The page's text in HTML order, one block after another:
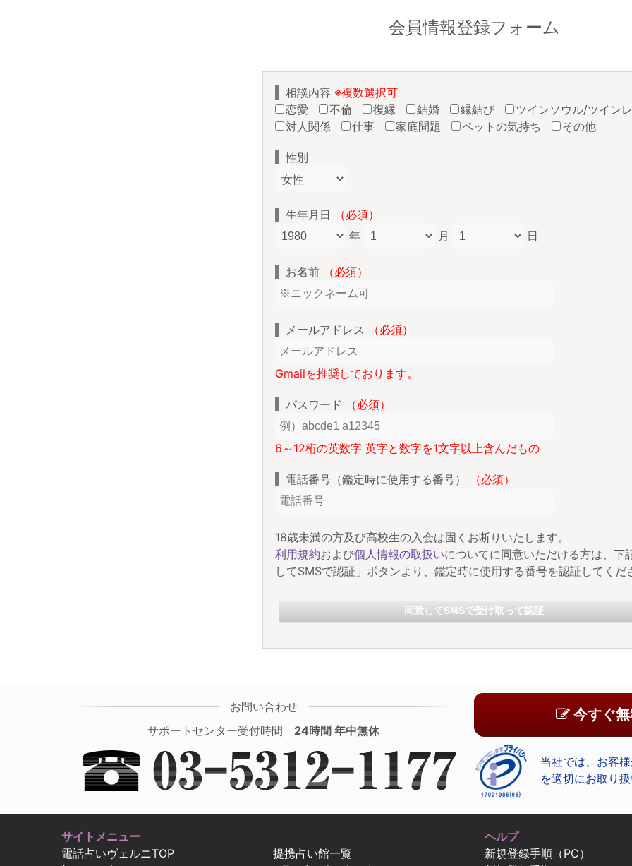
会員情報登録フォーム
相談内容 ※複数選択可
恋愛
不倫 復縁 結婚 縁結び
ツインソウル/ツイン
対人関係
仕事 家庭問題 ペットの気持ち その他
性別
生年月日
（必須）
年
月 日
お名前 （必須）
メールアドレス （必須）
Gmailを推奨しております。
パスワード （必須）
6～12桁の英数字 英字と数字を1文字以上含んだもの
電話番号（鑑定時に使用する番号） （必須）
18歳未満の方及び高校生の入会は固くお断りいたします。
利用規約および個人情報の取扱いについてに同意いただける方は、下
してSMSで認証」ボタンより、鑑定時に使用する番号を認証してくだ
同意してSMSで受け取って認証
お問い合わせ
サポートセンター受付時間 24時間 年中無休
今すぐ無
当社では、お客
を適切にお取り
サイトメニュー
電話占いヴェルニTOP
提携占い館一覧
ヘルプ
新規登録手順（PC）